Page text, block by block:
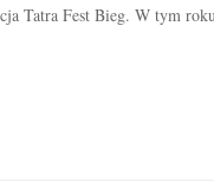
Tatra Fest Bieg. W tym